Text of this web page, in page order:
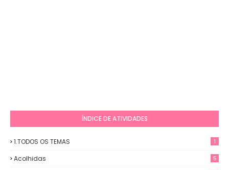
ÍNDICE DE ATIVIDADES
1.TODOS OS TEMAS 1
Acolhidas 5